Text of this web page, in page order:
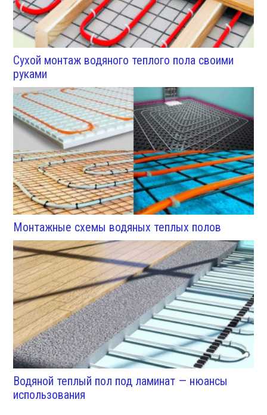
Сухой монтаж водяного теплого пола своими
руками
Монтажные схемы водяных теплых полов
Водяной теплый пол под ламинат — нюансы
использования